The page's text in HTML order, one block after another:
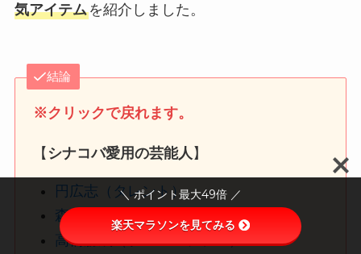
気アイテムを紹介しました。
結論
※クリックで戻れます。
【 シナコバ愛用の芸能人 】
円広志（タレント）
森武史（アナウンサー）
高橋勝成（プロゴルファー）
＼ ポイント最大49倍 ／
楽天マラソンを見てみる